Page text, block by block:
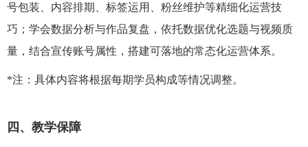
号包装、内容排期、标签运用、粉丝维护等精细化运营技
巧；学会数据分析与作品复盘，依托数据优化选题与视频质
量，结合宣传账号属性，搭建可落地的常态化运营体系。
*注：具体内容将根据每期学员构成等情况调整。
四、教学保障